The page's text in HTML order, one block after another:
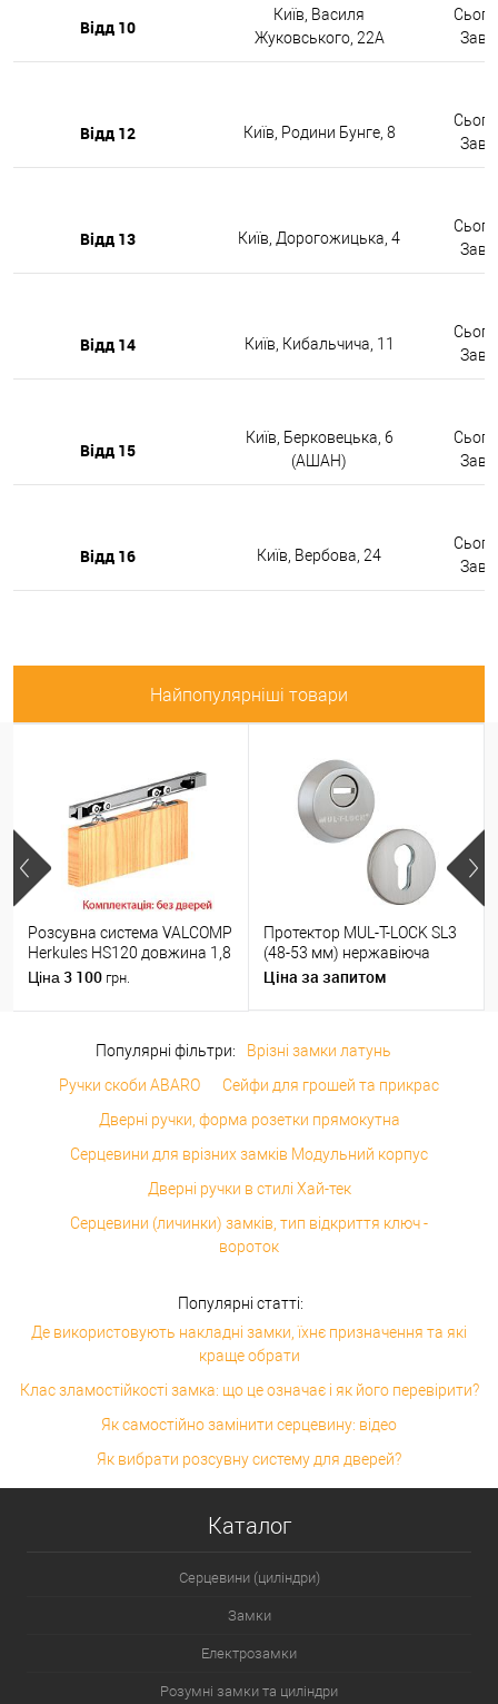
Відд 10
Київ, Василя
Жуковського, 22А
Відд 12 Київ, Родини Бунге, 8
Відд 13 Київ, Дорогожицька, 4
Відд 14 Київ, Кибальчича, 11
Відд 15
Київ, Берковецька, 6
(АШАН)
Відд 16 Київ, Вербова, 24
Найпопулярніші товари
Розсувна система VALCOMP
Herkules HS120 довжина 1,8
м на 1 полотно вагою до
Ціна 3 100 грн.
Протектор MUL-T-LOCK SL3
(48-53 мм) нержавіюча
сталь
Ціна за запитом
Популярні фільтри:
Врізні замки латунь
Ручки скоби ABARO
Сейфи для грошей та прикрас
Дверні ручки, форма розетки прямокутна
Серцевини для врізних замків Модульний корпус
Дверні ручки в стилі Хай-тек
Серцевини (личинки) замків, тип відкриття ключ -
вороток
Популярні статті:
Де використовують накладні замки, їхнє призначення та які
краще обрати
Клас зламостійкості замка: що це означає і як його перевірити?
Як самостійно замінити серцевину: відео
Як вибрати розсувну систему для дверей?
Каталог
Серцевини (циліндри)
Замки
Електрозамки
Розумні замки та циліндри